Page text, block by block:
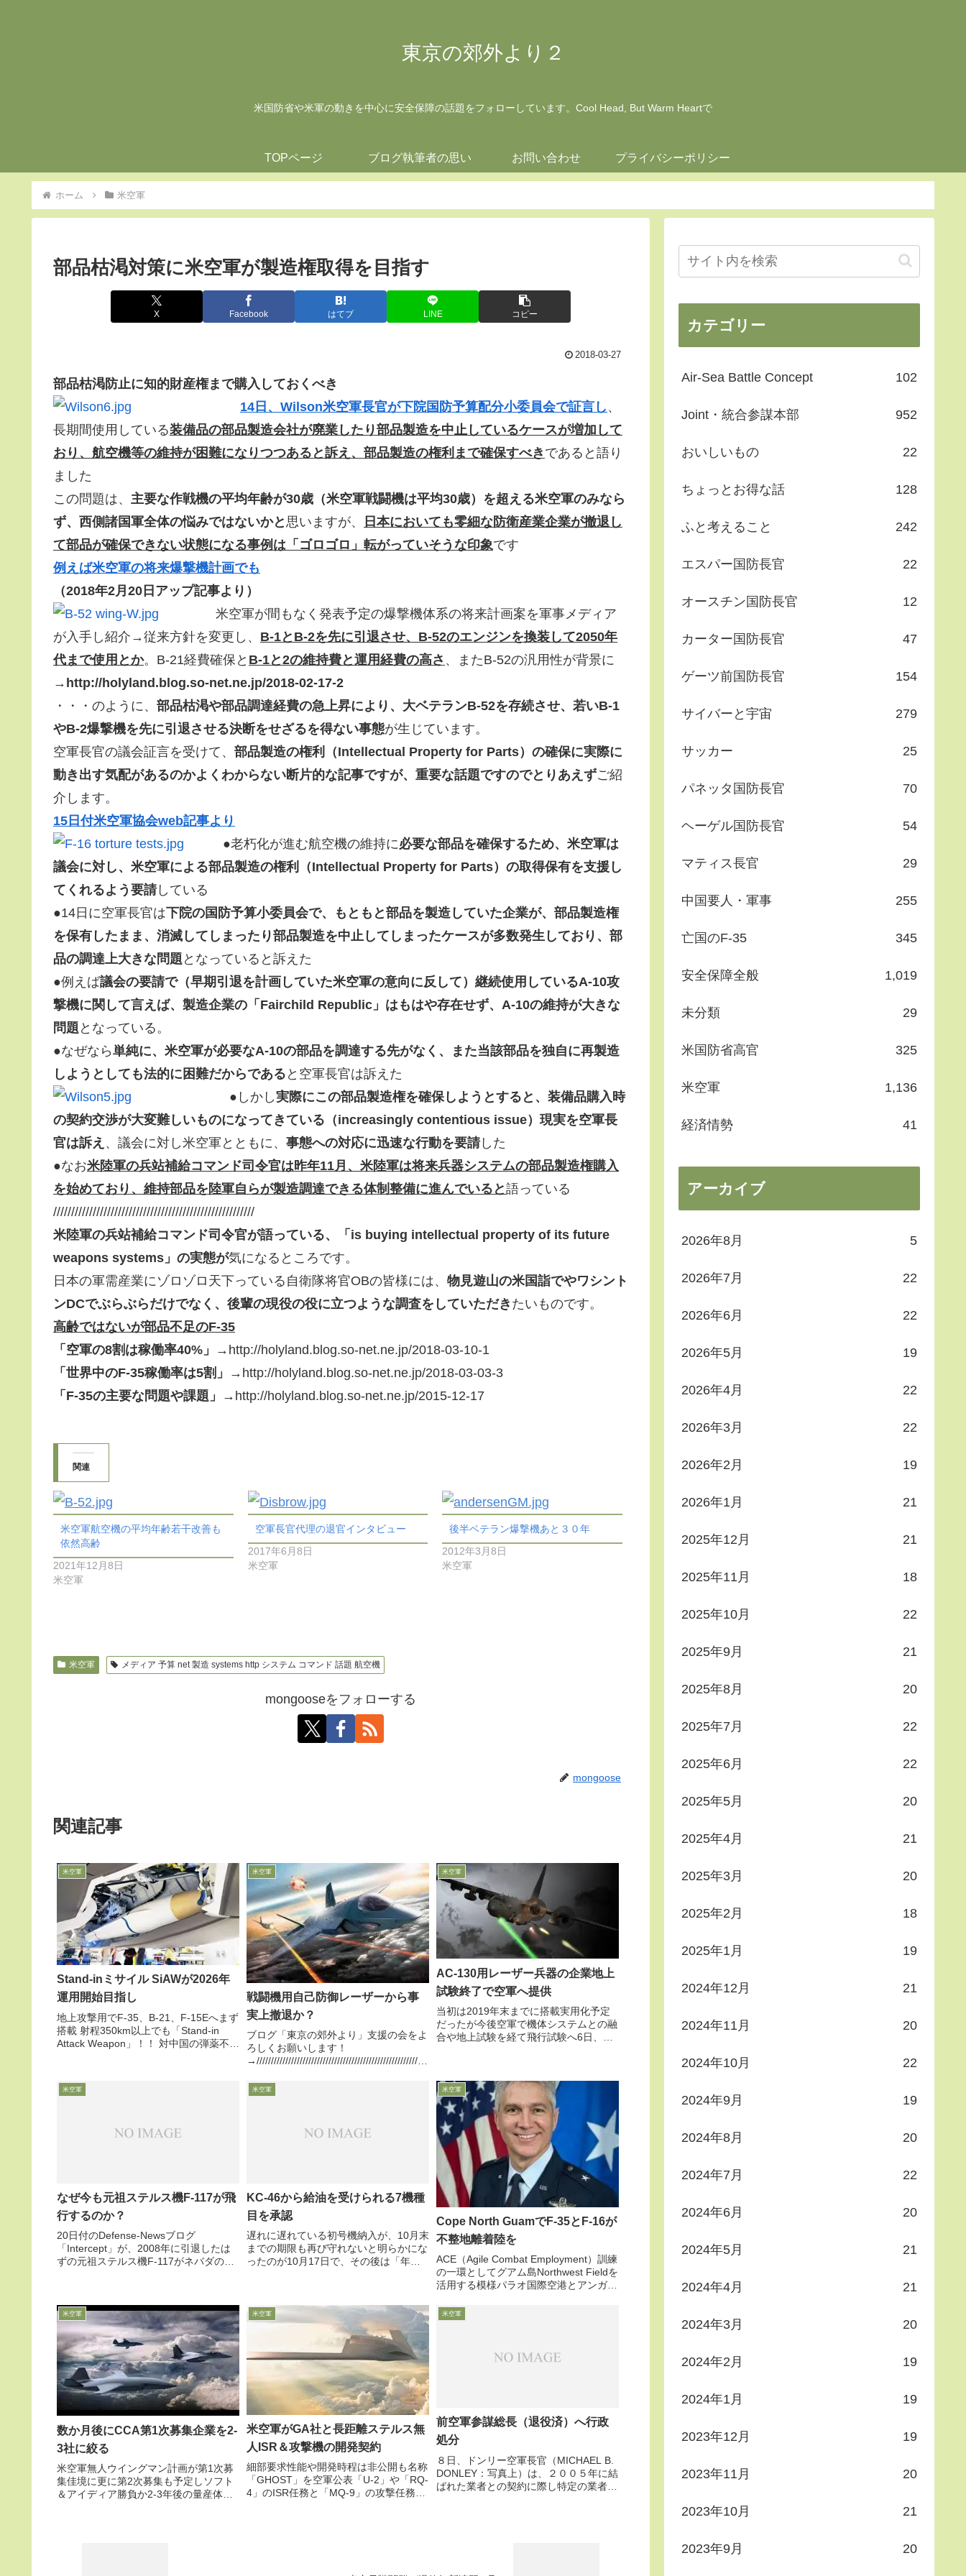
東京の郊外より２
米国防省や米軍の動きを中心に安全保障の話題をフォローしています。Cool Head, But Warm Heartで
TOPページ ブログ執筆者の思い お問い合わせ プライバシーポリシー
ホーム 米空軍
部品枯渇対策に米空軍が製造権取得を目指す
X Facebook はてブ LINE コピー
2018-03-27
部品枯渇防止に知的財産権まで購入しておくべき
14日、Wilson米空軍長官が下院国防予算配分小委員会で証言し 、
長期間使用している装備品の部品製造会社が廃業したり部品製造を中止しているケースが増加して
おり、航空機等の維持が困難になりつつあると訴え、部品製造の権利まで確保すべき であると語り
ました
この問題は、 主要な作戦機の平均年齢が30歳（米空軍戦闘機は平均30歳）を超える米空軍のみなら
ず、西側諸国軍全体の悩みではないかと 思いますが、
日本においても零細な防衛産業企業が撤退し
て部品が確保できない状態になる事例は「ゴロゴロ」転がっていそうな印象です
例えば米空軍の将来爆撃機計画でも
（2018年2月20日アップ記事より）
米空軍が間もなく発表予定の爆撃機体系の将来計画案を軍事メディア
が入手し紹介→従来方針を変更し、 B-1とB-2を先に引退させ、B-52のエンジンを換装して2050年
代まで使用とか。B-21経費確保と B-1と2の維持費と運用経費の高さ 、またB-52の汎用性が背景に
→ http://holyland.blog.so-net.ne.jp/2018-02-17-2
・・・のように、 部品枯渇や部品調達経費の急上昇により、大ベテランB-52を存続させ、若いB-1
やB-2爆撃機を先に引退させる決断をせざるを得ない事態が生じています。
空軍長官の議会証言を受けて、 部品製造の権利（Intellectual Property for Parts）の確保に実際に
動き出す気配があるのかよくわからない断片的な記事ですが、重要な話題ですのでとりあえずご紹
介します。
15日付米空軍協会web記事より
●老朽化が進む航空機の維持に必要な部品を確保するため、米空軍は
議会に対し、米空軍による部品製造の権利（Intellectual Property for Parts）の取得保有を支援し
てくれるよう要請している
●14日に空軍長官は下院の国防予算小委員会で、もともと部品を製造していた企業が、部品製造権
を保有したまま、消滅してしまったり部品製造を中止してしまったケースが多数発生しており、部
品の調達上大きな問題 となっていると訴えた
●例えば議会の要請で（早期引退を計画していた米空軍の意向に反して）継続使用しているA-10攻
撃機に関して言えば、製造企業の「Fairchild Republic」はもはや存在せず、A-10の維持が大きな
問題 となっている。
●なぜなら単純に、米空軍が必要なA-10の部品を調達する先がなく、また当該部品を独自に再製造
しようとしても法的に困難だからである と空軍長官は訴えた
●しかし実際にこの部品製造権を確保しようとすると、装備品購入時
の契約交渉が大変難しいものになってきている（increasingly contentious issue）現実を空軍長
官は訴え 、議会に対し米空軍とともに、 事態への対応に迅速な行動を要請した
●なお米陸軍の兵站補給コマンド司令官は昨年11月、米陸軍は将来兵器システムの部品製造権購入
を始めており、維持部品を陸軍自らが製造調達できる体制整備に進んでいると語っている
////////////////////////////////////////////////////////
米陸軍の兵站補給コマンド司令官が語っている、「is buying intellectual property of its future
weapons systems」の実態が気になるところです。
日本の軍需産業にゾロゾロ天下っている自衛隊将官OBの皆様には、 物見遊山の米国詣でやワシント
ンDCでぶらぶらだけでなく、後輩の現役の役に立つような調査をしていただき たいものです。
高齢ではないが部品不足のF-35
「空軍の8割は稼働率40%」→ http://holyland.blog.so-net.ne.jp/2018-03-10-1
「世界中のF-35稼働率は5割」→ http://holyland.blog.so-net.ne.jp/2018-03-03-3
「F-35の主要な問題や課題」→ http://holyland.blog.so-net.ne.jp/2015-12-17
関連
米空軍航空機の平均年齢若干改善も
依然高齢
2021年12月8日
米空軍
空軍長官代理の退官インタビュー
2017年6月8日
米空軍
後半ベテラン爆撃機あと３０年
2012年3月8日
米空軍
米空軍 メディア 予算 net 製造 systems http システム コマンド 話題 航空機
mongooseをフォローする
mongoose
関連記事
米空軍
Stand-inミサイル SiAWが2026年
運用開始目指し
地上攻撃用でF-35、B-21、F-15Eへまず
搭載 射程350km以上でも「Stand-in
Attack Weapon」！！ 対中国の弾薬不足
2023年9月に...
米空軍
戦闘機用自己防御レーザーから事
実上撤退か？
ブログ「東京の郊外より」支援の会をよ
ろしくお願いします！
→////////////////////////////////////////////////////////////
定を20...
米空軍
AC-130用レーザー兵器の企業地上
試験終了で空軍へ提供
当初は2019年末までに搭載実用化予定
だったが今後空軍で機体システムとの融
合や地上試験を経て飛行試験へ6日、米
空軍...
米空軍
なぜ今も元祖ステルス機F-117が飛
行するのか？
20日付のDefense-Newsブログ
「Intercept」が、2008年に引退したは
ずの元祖ステルス機F-117がネバダの砂
米空軍
KC-46から給油を受けられる7機種
目を承認
遅れに遅れている初号機納入が、10月末
までの期限も再び守れないと明らかにな
ったのが10月17日で、その後は「年内
油機ですが、同機...
米空軍
Cope North GuamでF-35とF-16が
不整地離着陸を
ACE（Agile Combat Employment）訓練
の一環としてグアム島Northwest Fieldを
活用する模様パラオ国際空港とアンガウ
アム島の米空軍アンダーセン基地司令官
＆第36航空団司令...
米空軍
数か月後にCCA第1次募集企業を2-
3社に絞る
米空軍無人ウイングマン計画が第1次募
集佳境に更に第2次募集も予定しソフト
＆アイディア勝負か2-3年後の量産体制
米空軍
米空軍がGA社と長距離ステルス無
人ISR＆攻撃機の開発契約
細部要求性能や開発時程は非公開も名称
「GHOST」を空軍公表「U-2」や「RQ-
4」のISR任務と「MQ-9」の攻撃任務を
米空軍
前空軍参謀総長（退役済）へ行政
処分
８日、ドンリー空軍長官（MICHAEL B.
DONLEY：写真上）は、２００５年に結
ばれた業者との契約に際し特定の業者に
カテゴリー
Air-Sea Battle Concept 102
Joint・統合参謀本部 952
おいしいもの 22
ちょっとお得な話 128
ふと考えること 242
エスパー国防長官 22
オースチン国防長官 12
カーター国防長官 47
ゲーツ前国防長官 154
サイバーと宇宙 279
サッカー 25
パネッタ国防長官 70
ヘーゲル国防長官 54
マティス長官 29
中国要人・軍事 255
亡国のF-35 345
安全保障全般 1,019
未分類 29
米国防省高官 325
米空軍 1,136
経済情勢 41
アーカイブ
2026年8月 5
2026年7月 22
2026年6月 22
2026年5月 19
2026年4月 22
2026年3月 22
2026年2月 19
2026年1月 21
2025年12月 21
2025年11月 18
2025年10月 22
2025年9月 21
2025年8月 20
2025年7月 22
2025年6月 22
2025年5月 20
2025年4月 21
2025年3月 20
2025年2月 18
2025年1月 19
2024年12月 21
2024年11月 20
2024年10月 22
2024年9月 19
2024年8月 20
2024年7月 22
2024年6月 20
2024年5月 21
2024年4月 21
2024年3月 20
2024年2月 19
2024年1月 19
2023年12月 19
2023年11月 20
2023年10月 21
2023年9月 20